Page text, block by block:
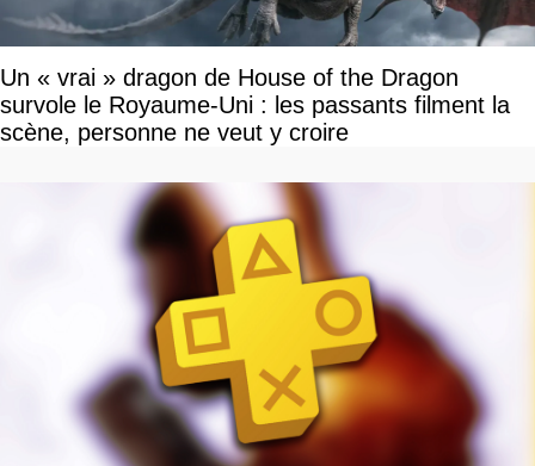
Un « vrai » dragon de House of the Dragon
survole le Royaume-Uni : les passants filment la
scène, personne ne veut y croire